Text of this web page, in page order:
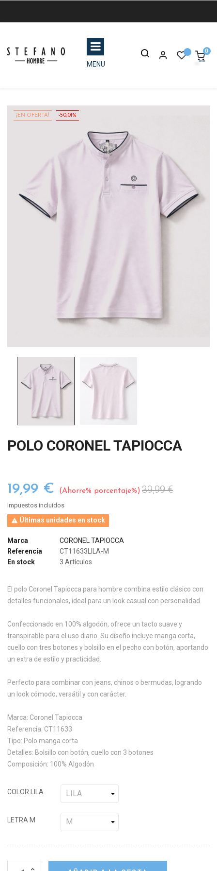
MENU
0
¡EN OFERTA! -50,01%
POLO CORONEL TAPIOCCA
19,99 € Ahorre% porcentaje% 39,99 €
Impuestos incluidos
 Últimas unidades en stock
Marca
CORONEL TAPIOCCA
Referencia
CT11633LILA-M
En stock
3 Artículos
El polo Coronel Tapiocca para hombre combina estilo clásico con
detalles funcionales, ideal para un look casual con personalidad.
Confeccionado en 100% algodón, ofrece un tacto suave y
transpirable para el uso diario. Su diseño incluye manga corta,
cuello con tres botones y bolsillo en el pecho con botón, aportando
un extra de estilo y practicidad.
Perfecto para combinar con jeans, chinos o bermudas, logrando
un look cómodo, versátil y con carácter.
Marca: Coronel Tapiocca
Referencia: CT11633
Tipo: Polo manga corta
Detalles: Bolsillo con botón, cuello con 3 botones
Composición: 100% Algodón
COLOR LILA
LETRA M